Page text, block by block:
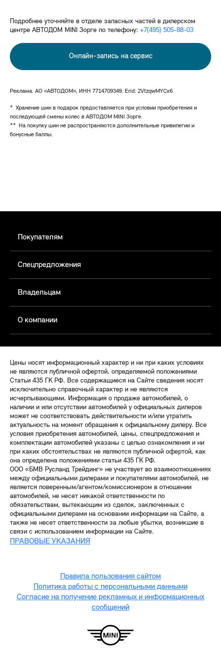
Подробнее уточняйте в отделе запасных частей в дилерском
центре АВТОДОМ MINI Зорге по телефону: +7(495) 505-88-03
Онлайн-запись на сервис
Реклама. АО «АВТОДОМ», ИНН 7714709349. Erid: 2VtzqwMYCx6
* Хранение шин в подарок предоставляется при условии приобретения и
последующей смены колес в АВТОДОМ MINI Зорге.
** На покупку шин не распространяются дополнительные привилегии и
бонусные баллы.
Покупателям
Спецпредложения
Владельцам
О компании
Цены носят информационный характер и ни при каких условиях
не являются публичной офертой, определяемой положениями
Статьи 435 ГК РФ. Все содержащиеся на Сайте сведения носят
исключительно справочный характер и не являются
исчерпывающими. Информация о продаже автомобилей, о
наличии и или отсутствии автомобилей у официальных дилеров
может не соответствовать действительности и/или утратить
актуальность на момент обращения к официальному дилеру. Все
условия приобретения автомобилей, цены, спецпредложения и
комплектации автомобилей указаны с целью ознакомления и ни
при каких обстоятельствах не являются публичной офертой, как
она определена положениями статьи 435 ГК РФ.
ООО «БМВ Русланд Трейдинг» не участвует во взаимоотношениях
между официальными дилерами и покупателями автомобилей, не
является поверенным/агентом/комиссионером в отношении
автомобилей, не несет никакой ответственности по
обязательствам, вытекающим из сделок, заключенных с
официальными дилерами на основании информации на Сайте, а
также не несет ответственности за любые убытки, возникшие в
связи с использованием информации на Сайте.
ПРАВОВЫЕ УКАЗАНИЯ
Правила пользования сайтом
Политика работы с персональными данными
Согласие на получение рекламных и информационных
сообщений